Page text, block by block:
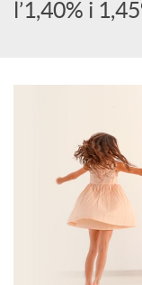
c
i
l’1,40% i